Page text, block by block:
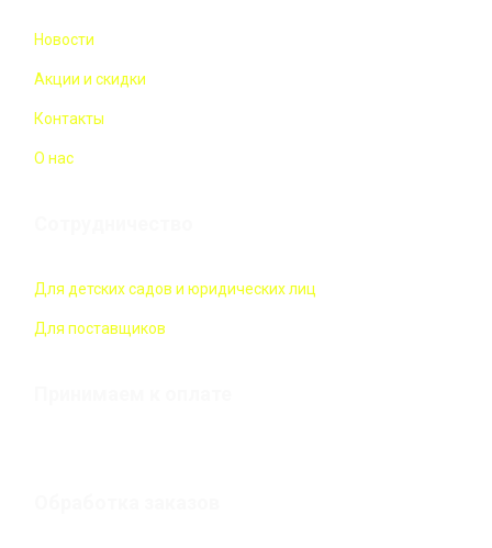
Новости
Акции и скидки
Контакты
О нас
Для детских садов и юридических лиц
Для поставщиков